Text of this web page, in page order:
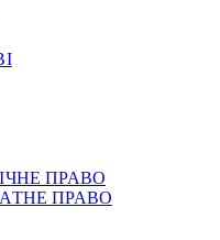
ПРАВО
ПРАВО